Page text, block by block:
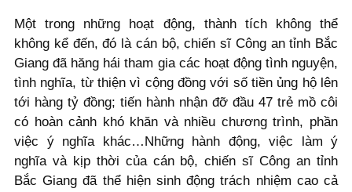
Một trong những hoạt động, thành tích không thể
không kể đến, đó là cán bộ, chiến sĩ Công an tỉnh Bắc
Giang đã hăng hái tham gia các hoạt động tình nguyện,
tình nghĩa, từ thiện vì cộng đồng với số tiền ủng hộ lên
tới hàng tỷ đồng; tiến hành nhận đỡ đầu 47 trẻ mồ côi
có hoàn cảnh khó khăn và nhiều chương trình, phần
việc ý nghĩa khác…Những hành động, việc làm ý
nghĩa và kịp thời của cán bộ, chiến sĩ Công an tỉnh
Bắc Giang đã thể hiện sinh động trách nhiệm cao cả